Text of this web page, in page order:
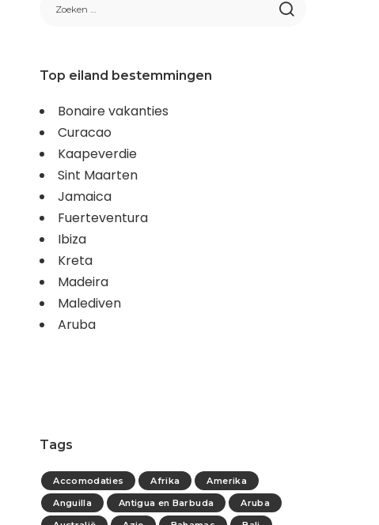
Top eiland bestemmingen
Bonaire vakanties
Curacao
Kaapeverdie
Sint Maarten
Jamaica
Fuerteventura
Ibiza
Kreta
Madeira
Malediven
Aruba
Tags
Accomodaties Afrika
Amerika
Anguilla
Antigua en Barbuda
Aruba